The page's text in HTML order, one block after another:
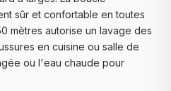
sûr et confortable en toutes
mètres autorise un lavage des
en cuisine ou salle de
ou l'eau chaude pour